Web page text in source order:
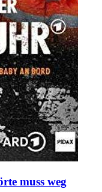
muss weg